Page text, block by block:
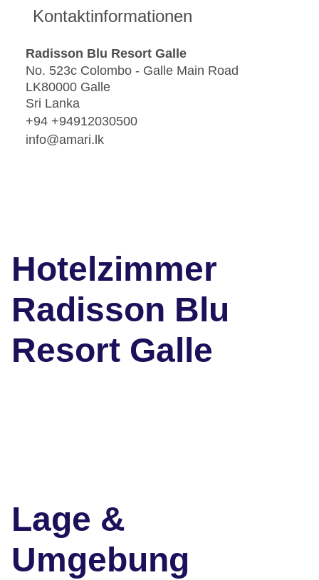
Kontaktinformationen
Radisson Blu Resort Galle
No. 523c Colombo - Galle Main Road
LK80000 Galle
Sri Lanka
+94 +94912030500
info@amari.lk
Hotelzimmer
Radisson Blu
Resort Galle
Lage &
Umgebung